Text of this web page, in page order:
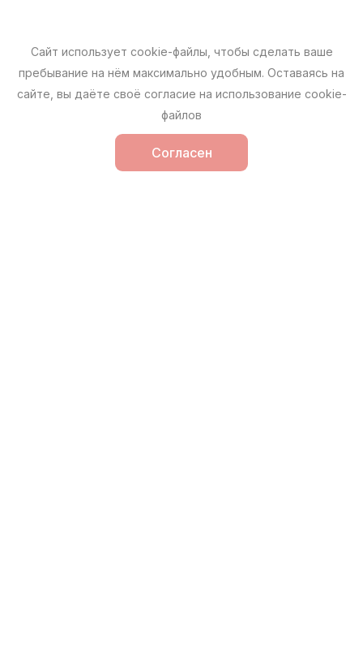
Сайт использует cookie-файлы, чтобы сделать ваше
пребывание на нём максимально удобным. Оставаясь на
сайте, вы даёте своё согласие на использование cookie-
файлов
Согласен